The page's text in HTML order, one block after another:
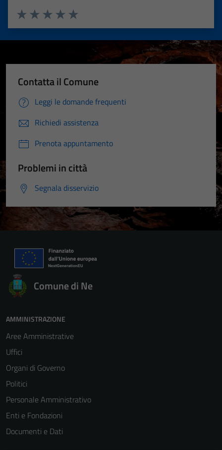
Valuta 5 stelle su 5
Valuta 4 stelle su 5
Valuta 3 stelle su 5
Valuta 2 stelle su 5
Valuta 1 stelle su 5
Contatta il Comune
Leggi le domande frequenti
Richiedi assistenza
Prenota appuntamento
Problemi in città
Segnala disservizio
Comune di Ne
AMMINISTRAZIONE
Aree Amministrative
Uffici
Organi di Governo
Politici
Personale Amministrativo
Enti e Fondazioni
Documenti e Dati